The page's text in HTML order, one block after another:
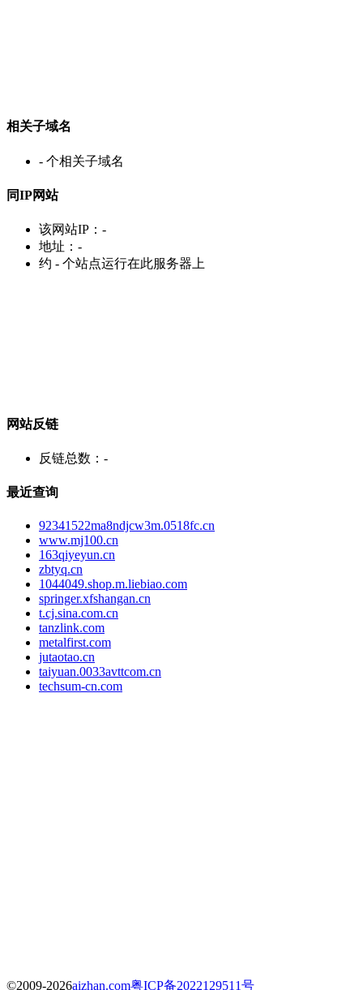
相关子域名
- 个相关子域名
同IP网站
该网站IP： -
地址： -
约 - 个站点运行在此服务器上
网站反链
反链总数： -
最近查询
92341522ma8ndjcw3m.0518fc.cn
www.mj100.cn
163qiyeyun.cn
zbtyq.cn
1044049.shop.m.liebiao.com
springer.xfshangan.cn
t.cj.sina.com.cn
tanzlink.com
metalfirst.com
jutaotao.cn
taiyuan.0033avttcom.cn
techsum-cn.com
©2009-2026aizhan.com粤ICP备2022129511号